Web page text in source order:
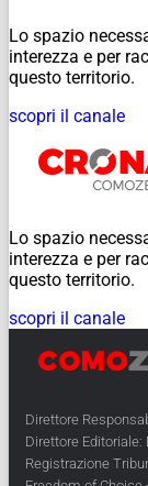
Lo spazio
interezza e per
questo territorio.
scopri il canale
Lo spazio
interezza e per
questo territorio.
scopri il canale
Direttore
Direttore Editoriale:
Registrazione